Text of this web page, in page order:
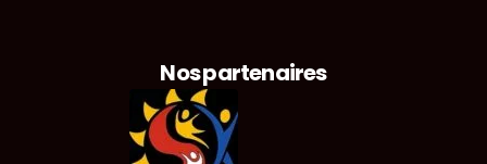
Nos partenaires